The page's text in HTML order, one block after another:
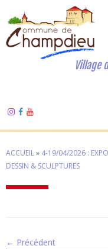
Village
ACCUEIL» 4-19/04/2026 :
DESSIN & SCULPTURES
← Précédent